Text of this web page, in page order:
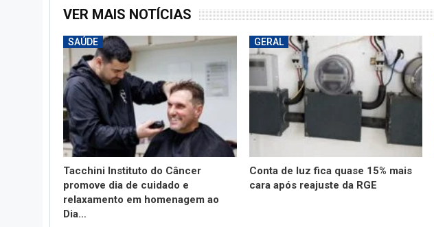
VER MAIS NOTÍCIAS
SAÚDE
Tacchini Instituto do Câncer
promove dia de cuidado e
relaxamento em homenagem ao
Dia…
GERAL
Conta de luz fica quase 15% mais
cara após reajuste da RGE